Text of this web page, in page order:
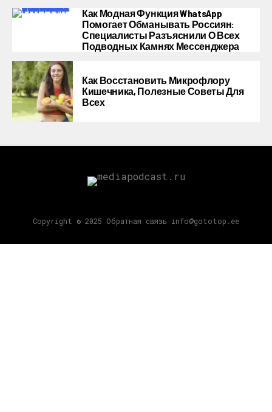
Как Модная Функция WhatsApp
Помогает Обманывать Россиян:
Специалисты Разъяснили О Всех
Подводных Камнях Мессенджера
Как Восстановить Микрофлору
Кишечника, Полезные Советы Для
Всех
Copyright © 2025 Обратная связь info@gototop.ee